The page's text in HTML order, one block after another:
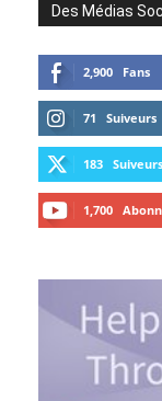
Des Médias
2,900 Fans
71 Suiveurs
183 Suiveurs
1,700